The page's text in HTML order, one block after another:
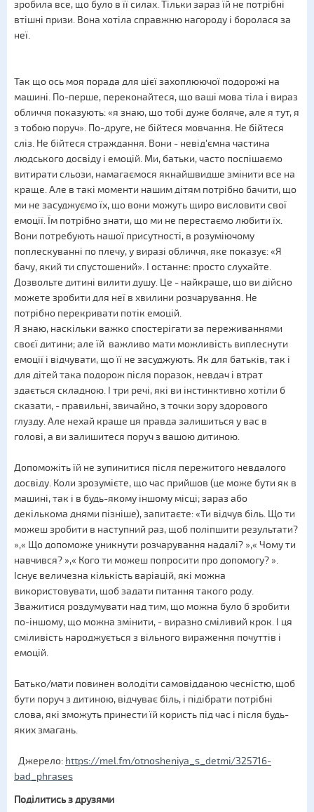
зробила все, що було в її силах. Тільки зараз їй не потрібні
втішні призи. Вона хотіла справжню нагороду і боролася за
неї.
Так що ось моя порада для цієї захоплюючої подорожі на
машині. По-перше, переконайтеся, що ваші мова тіла і вираз
обличчя показують: «я знаю, що тобі дуже боляче, але я тут, я
з тобою поруч». По-друге, не бійтеся мовчання. Не бійтеся
сліз. Не бійтеся страждання. Вони - невід'ємна частина
людського досвіду і емоцій. Ми, батьки, часто поспішаємо
витирати сльози, намагаємося якнайшвидше змінити все на
краще. Але в такі моменти нашим дітям потрібно бачити, що
ми не засуджуємо їх, що вони можуть щиро висловити свої
емоції. Їм потрібно знати, що ми не перестаємо любити їх.
Вони потребують нашої присутності, в розуміючому
поплескуванні по плечу, у виразі обличчя, яке показує: «Я
бачу, який ти спустошений». І останнє: просто слухайте.
Дозвольте дитині вилити душу. Це - найкраще, що ви дійсно
можете зробити для неї в хвилини розчарування. Не
потрібно перекривати потік емоцій.
Я знаю, наскільки важко спостерігати за переживаннями
своєї дитини; але їй важливо мати можливість виплеснути
емоції і відчувати, що її не засуджують. Як для батьків, так і
для дітей така подорож після поразок, невдач і втрат
здається складною. І три речі, які ви інстинктивно хотіли б
сказати, - правильні, звичайно, з точки зору здорового
глузду. Але нехай краще ця правда залишиться у вас в
голові, а ви залишитеся поруч з вашою дитиною.
Допоможіть їй не зупинитися після пережитого невдалого
досвіду. Коли зрозумієте, що час прийшов (це може бути як в
машині, так і в будь-якому іншому місці; зараз або
декількома днями пізніше), запитаєте: «Ти відчув біль. Що ти
можеш зробити в наступний раз, щоб поліпшити результати?
»,« Що допоможе уникнути розчарування надалі? »,« Чому ти
навчився? »,« Кого ти можеш попросити про допомогу? ».
Існує величезна кількість варіацій, які можна
використовувати, щоб задати питання такого роду.
Зважитися роздумувати над тим, що можна було б зробити
по-іншому, що можна змінити, - виразно сміливий крок. І ця
сміливість народжується з вільного вираження почуттів і
емоцій.
Батько/мати повинен володіти самовідданою чесністю, щоб
бути поруч з дитиною, відчуває біль, і підібрати потрібні
слова, які зможуть принести їй користь під час і після будь-
яких змагань.
Джерело: https://mel.fm/otnosheniya_s_detmi/325716-
bad_phrases
Поділитись з друзями